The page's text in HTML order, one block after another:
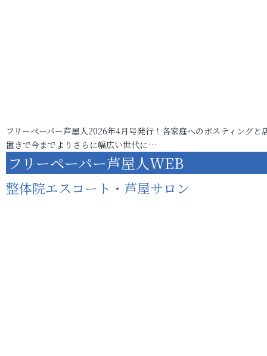
フリーペーパー芦屋人2026年4月号発行！各家庭へのポスティングと
置きで今までよりさらに幅広い世代に…
フリーペーパー芦屋人WEB
整体院エスコート・芦屋サロン